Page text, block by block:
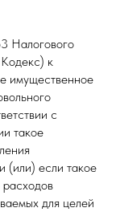
Налогового
к
имущественное
с
такое
(или) если такое
для целей